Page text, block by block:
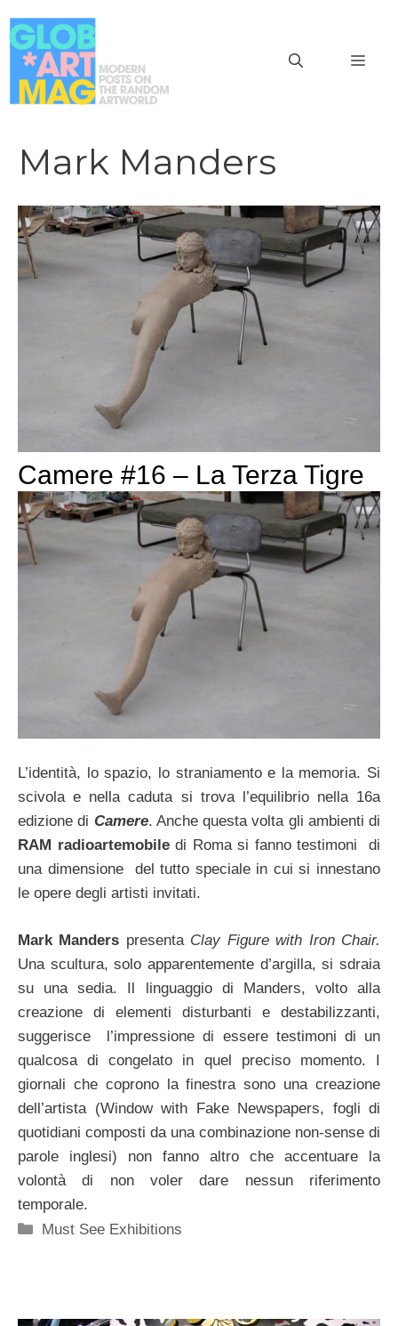
al
contenuto
Mark Manders
Camere #16 – La Terza Tigre
L’identità, lo spazio, lo straniamento e la memoria. Si
scivola e nella caduta si trova l’equilibrio nella 16a
edizione di Camere. Anche questa volta gli ambienti di
RAM radioartemobiledi Roma si fanno testimoni di
una dimensione del tutto speciale in cui si innestano
le opere degli artisti invitati.
Mark Manders presenta Clay Figure with Iron Chair.
Una scultura, solo apparentemente d’argilla, si sdraia
su una sedia. Il linguaggio di Manders, volto alla
creazione di elementi disturbanti e destabilizzanti,
suggerisce l’impressione di essere testimoni di un
qualcosa di congelato in quel preciso momento. I
giornali che coprono la finestra sono una creazione
dell’artista (Window with Fake Newspapers, fogli di
quotidiani composti da una combinazione non-sense di
parole inglesi) non fanno altro che accentuare la
volontà di non voler dare nessun riferimento
temporale.
Categorie
Must See Exhibitions